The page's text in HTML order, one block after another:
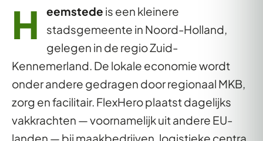
H eemstede is een kleinere
stadsgemeente in Noord-Holland,
gelegen in de regio Zuid-
Kennemerland. De lokale economie wordt
onder andere gedragen door regionaal MKB,
zorg en facilitair. FlexHero plaatst dagelijks
vakkrachten — voornamelijk uit andere EU-
landen — bij maakbedrijven, logistieke centra